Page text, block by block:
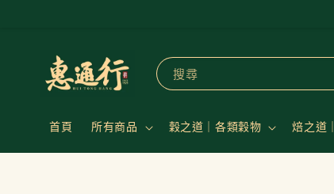
搜尋
首頁 所有商品 穀之道｜各類穀物 焙之道